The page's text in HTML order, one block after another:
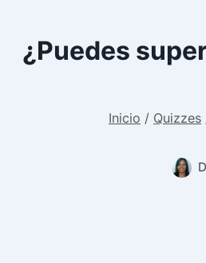
¿Puedes
Inicio / Quizzes